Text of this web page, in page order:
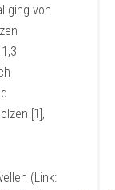
ging von
[1],
(Link: